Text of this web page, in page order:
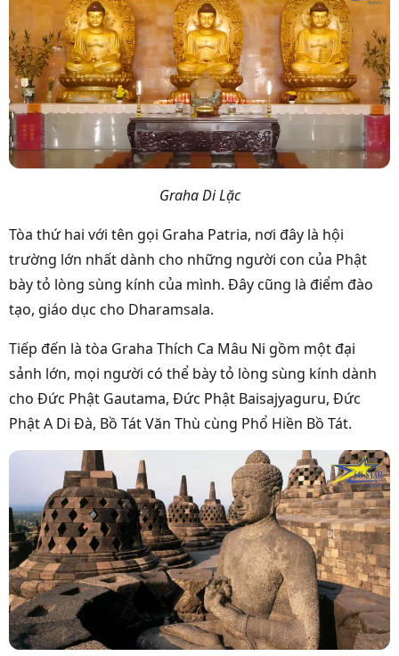
Graha Di Lặc
Tòa thứ hai với tên gọi Graha Patria, nơi đây là hội
trường lớn nhất dành cho những người con của Phật
bày tỏ lòng sùng kính của mình. Đây cũng là điểm đào
tạo, giáo dục cho Dharamsala.
Tiếp đến là tòa Graha Thích Ca Mâu Ni gồm một đại
sảnh lớn, mọi người có thể bày tỏ lòng sùng kính dành
cho Đức Phật Gautama, Đức Phật Baisajyaguru, Đức
Phật A Di Đà, Bồ Tát Văn Thù cùng Phổ Hiền Bồ Tát.